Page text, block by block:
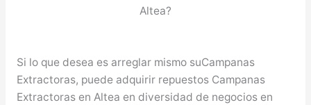
Altea?
Si lo que desea es arreglar mismo suCampanas
Extractoras, puede adquirir repuestos Campanas
Extractoras en Altea en diversidad de negocios en